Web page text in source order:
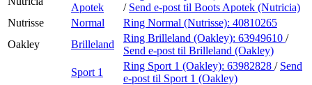
Apotek
/ Send e-post til Boots Apotek (Nutricia)
Nutrisse
Normal Ring Normal (Nutrisse): 40810265
Oakley
Brilleland
Ring Brilleland (Oakley): 63949610 /
Send e-post til Brilleland (Oakley)
Sport 1
Ring Sport 1 (Oakley): 63982828 / Send
e-post til Sport 1 (Oakley)